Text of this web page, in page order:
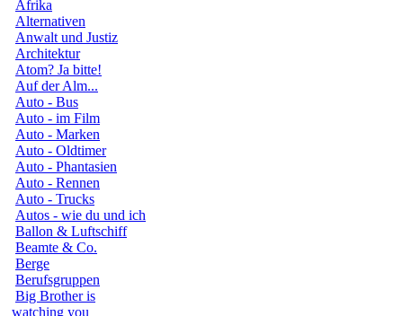
Afrika
Alternativen
Anwalt und Justiz
Architektur
Atom? Ja bitte!
Auf der Alm...
Auto - Bus
Auto - im Film
Auto - Marken
Auto - Oldtimer
Auto - Phantasien
Auto - Rennen
Auto - Trucks
Autos - wie du und ich
Ballon & Luftschiff
Beamte & Co.
Berge
Berufsgruppen
Big Brother is
watching you